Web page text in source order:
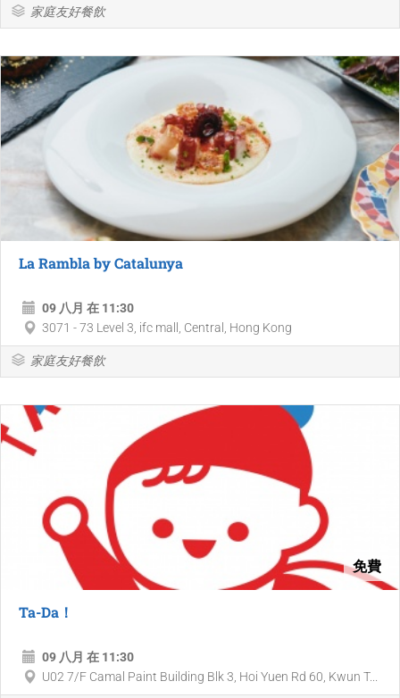
家庭友好餐飲
La Rambla by Catalunya
09 八月 在 11:30
3071 - 73 Level 3, ifc mall, Central, Hong Kong
家庭友好餐飲
免費
Ta-Da！
09 八月 在 11:30
U02 7/F Camal Paint Building Blk 3, Hoi Yuen Rd 60, Kwun T...